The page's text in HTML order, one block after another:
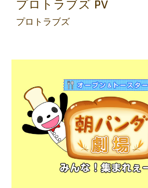
プロトラブズ PV
プロトラブズ